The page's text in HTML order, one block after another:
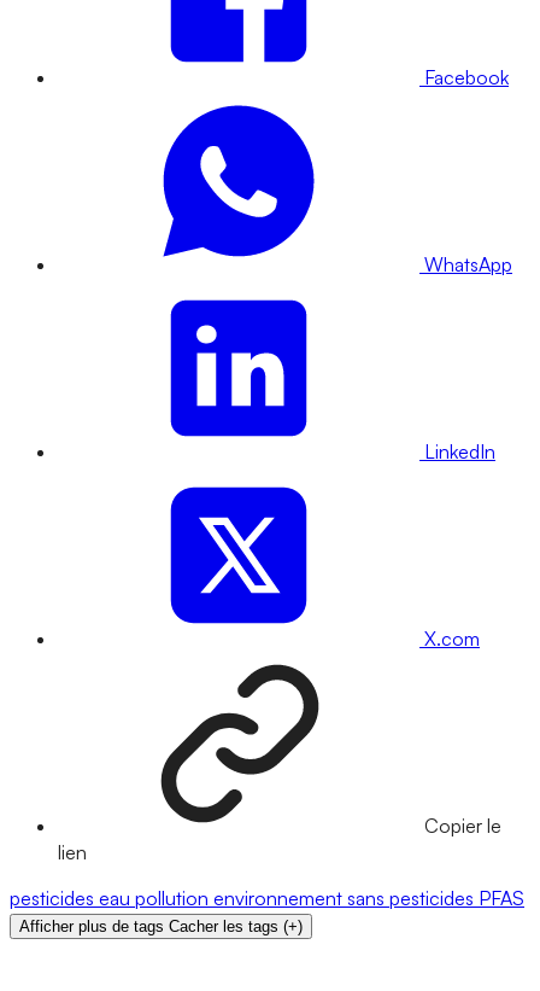
Facebook
WhatsApp
LinkedIn
X.com
Copier le
lien
pesticides eau pollution environnement sans pesticides PFAS
Afficher plus de tags Cacher les tags (+)